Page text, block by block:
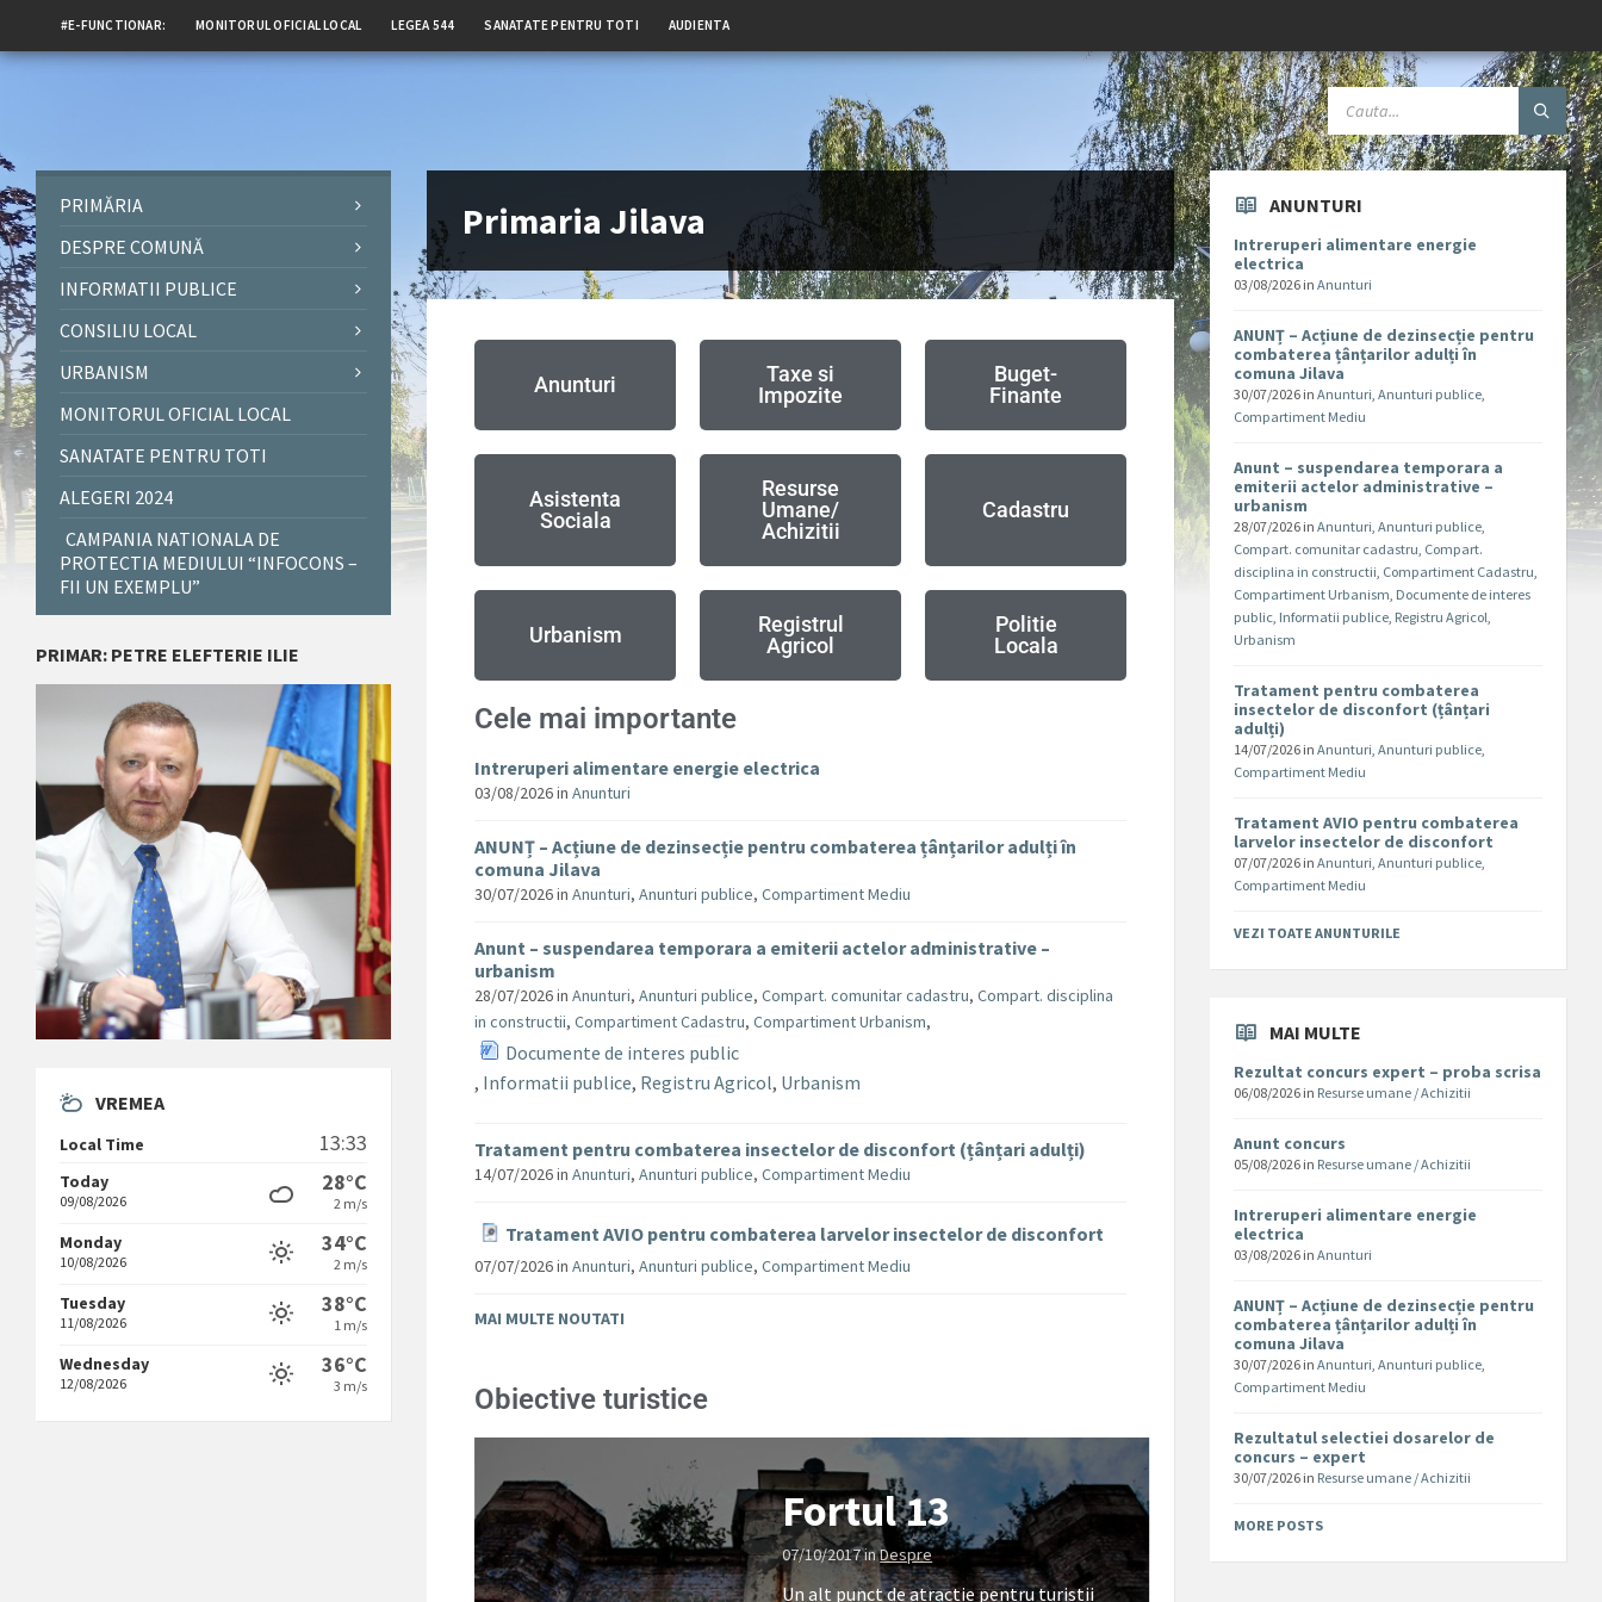
#E-FUNCTIONAR: MONITORUL OFICIAL LOCAL LEGEA 544 SANATATE PENTRU TOTI AUDIENTA
Primaria Jilava
Anunturi
Taxe si
Impozite
Buget-
Finante
Asistenta
Sociala
Resurse
Umane/
Achizitii
Cadastru
Urbanism
Registrul
Agricol
Politie
Locala
Cele mai importante
Intreruperi alimentare energie electrica
03/08/2026inAnunturi
ANUNȚ – Acțiune de dezinsecție pentru combaterea țânțarilor adulți în
comuna Jilava
30/07/2026inAnunturi,Anunturi publice,Compartiment Mediu
Anunt – suspendarea temporara a emiterii actelor administrative –
urbanism
28/07/2026inAnunturi,Anunturi publice,Compart. comunitar cadastru,Compart. disciplina
in constructii,Compartiment Cadastru,Compartiment Urbanism,
Documente de interes public
, Informatii publice, Registru Agricol, Urbanism
Tratament pentru combaterea insectelor de disconfort (țânțari adulți)
14/07/2026inAnunturi,Anunturi publice,Compartiment Mediu
Tratament AVIO pentru combaterea larvelor insectelor de disconfort
07/07/2026inAnunturi,Anunturi publice,Compartiment Mediu
MAI MULTE NOUTATI
Obiective turistice
Fortul 13
07/10/2017inDespre
Un alt punct de atractie pentru turistii
PRIMĂRIA
DESPRE COMUNĂ
INFORMATII PUBLICE
CONSILIU LOCAL
URBANISM
MONITORUL OFICIAL LOCAL
SANATATE PENTRU TOTI
ALEGERI 2024
CAMPANIA NATIONALA DE
PROTECTIA MEDIULUI “INFOCONS –
FII UN EXEMPLU”
PRIMAR: PETRE ELEFTERIE ILIE
VREMEA
Local Time 13:33
Today
09/08/2026
28°C
2 m/s
Monday
10/08/2026
34°C
2 m/s
Tuesday
11/08/2026
38°C
1 m/s
Wednesday
12/08/2026
36°C
3 m/s
ANUNTURI
Intreruperi alimentare energie
electrica
03/08/2026 inAnunturi
ANUNȚ – Acțiune de dezinsecție pentru
combaterea țânțarilor adulți în
comuna Jilava
30/07/2026 inAnunturi,Anunturi publice,
Compartiment Mediu
Anunt – suspendarea temporara a
emiterii actelor administrative –
urbanism
28/07/2026 inAnunturi,Anunturi publice,
Compart. comunitar cadastru, Compart.
disciplina in constructii, Compartiment Cadastru,
Compartiment Urbanism, Documente de interes
public, Informatii publice, Registru Agricol,
Urbanism
Tratament pentru combaterea
insectelor de disconfort (țânțari
adulți)
14/07/2026 inAnunturi,Anunturi publice,
Compartiment Mediu
Tratament AVIO pentru combaterea
larvelor insectelor de disconfort
07/07/2026 inAnunturi,Anunturi publice,
Compartiment Mediu
VEZI TOATE ANUNTURILE
MAI MULTE
Rezultat concurs expert – proba scrisa
06/08/2026 in Resurse umane / Achizitii
Anunt concurs
05/08/2026 in Resurse umane / Achizitii
Intreruperi alimentare energie
electrica
03/08/2026 inAnunturi
ANUNȚ – Acțiune de dezinsecție pentru
combaterea țânțarilor adulți în
comuna Jilava
30/07/2026 inAnunturi,Anunturi publice,
Compartiment Mediu
Rezultatul selectiei dosarelor de
concurs – expert
30/07/2026 in Resurse umane / Achizitii
MORE POSTS